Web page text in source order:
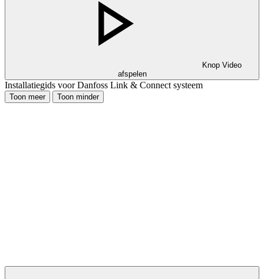
Knop Video
afspelen
Installatiegids voor Danfoss Link & Connect systeem
Toon meer Toon minder